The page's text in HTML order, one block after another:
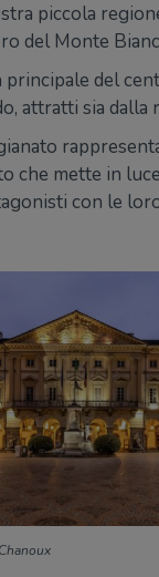
piccola
del Monte
principale del
attratti sia dalla
che mette in
con le